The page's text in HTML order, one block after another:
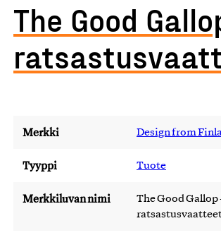
The Good
Merkki Design from
Tyyppi Tuote
Merkkiluvan nimi
The Good Gallop